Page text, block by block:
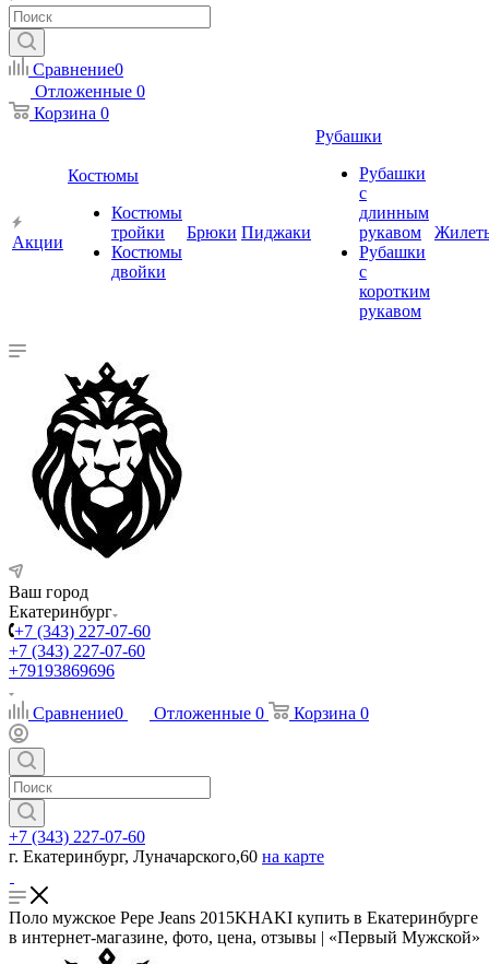
Сравнение0
Отложенные 0
Корзина 0
Акции
Костюмы
Костюмы
тройки
Костюмы
двойки
Брюки Пиджаки
Рубашки
Рубашки
с
длинным
рукавом
Рубашки
с
коротким
рукавом
Ваш город
Екатеринбург
+7 (343) 227-07-60
+7 (343) 227-07-60
+79193869696
Сравнение0 Отложенные 0 Корзина 0
+7 (343) 227-07-60
г. Екатеринбург, Луначарского,60 на карте
Поло мужское Pepe Jeans 2015KHAKI купить в Екатеринбурге
в интернет-магазине, фото, цена, отзывы | «Первый Мужской»